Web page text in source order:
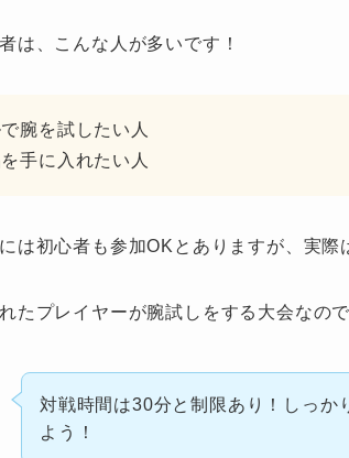
は、こんな人が多いです！
腕を試したい人
手に入れたい人
は初心者も参加OKとありますが、実
たプレイヤーが腕試しをする大会なので
対戦時間は30分と制限あり！しっか
よう！